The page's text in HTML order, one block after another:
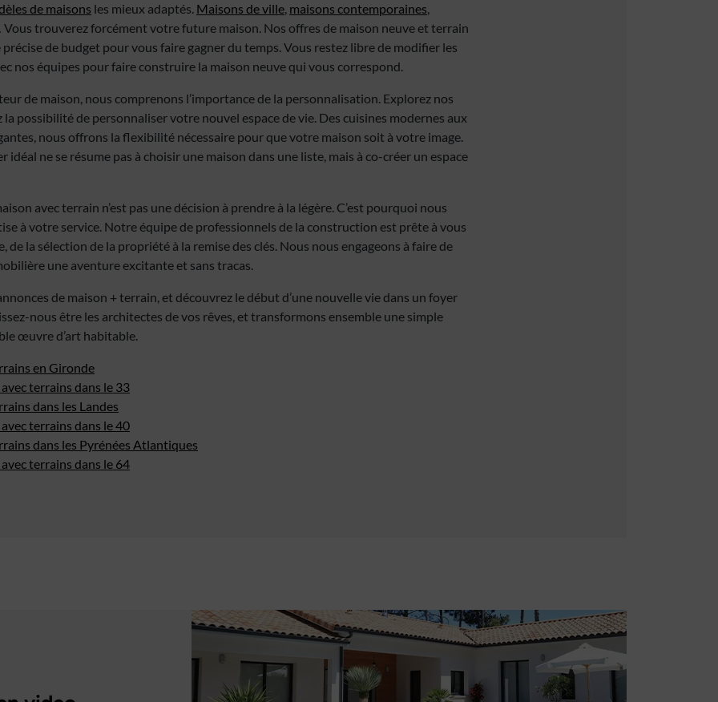
de maisons les mieux adaptés. Maisons de ville, maisons contemporaines,
Vous trouverez forcément votre future maison. Nos offres de maison neuve et terrain
de budget pour vous faire gagner du temps. Vous restez libre de modifier les
nos équipes pour faire construire la maison neuve qui vous correspond.
de maison, nous comprenons l’importance de la personnalisation. Explorez nos
la possibilité de personnaliser votre nouvel espace de vie. Des cuisines modernes aux
nous offrons la flexibilité nécessaire pour que votre maison soit à votre image.
ne se résume pas à choisir une maison dans une liste, mais à co-créer un espace
avec terrain n’est pas une décision à prendre à la légère. C’est pourquoi nous
à votre service. Notre équipe de professionnels de la construction est prête à vous
de la sélection de la propriété à la remise des clés. Nous nous engageons à faire de
une aventure excitante et sans tracas.
de maison + terrain, et découvrez le début d’une nouvelle vie dans un foyer
nous être les architectes de vos rêves, et transformons ensemble une simple
œuvre d’art habitable.
en Gironde
terrains dans le 33
dans les Landes
terrains dans le 40
dans les Pyrénées Atlantiques
terrains dans le 64